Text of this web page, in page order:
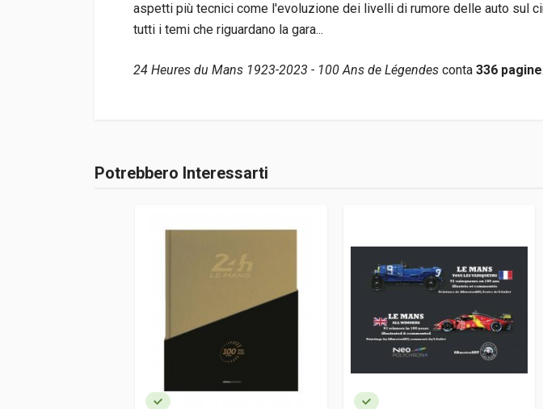
aspetti più tecnici come l'evoluzione dei livelli di rumore delle auto sul
tutti i temi che riguardano la gara...
24 Heures du Mans 1923-2023 - 100 Ans de Légendes conta 336 pagine
10/2022
Informazioni aggiuntive
Accedi o registrati
Potrebbero Interessarti